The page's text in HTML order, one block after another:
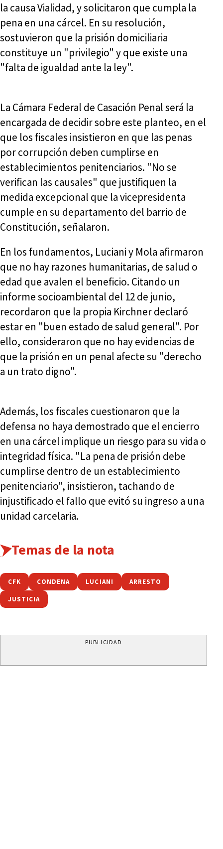
la causa Vialidad, y solicitaron que cumpla la
pena en una cárcel. En su resolución,
sostuvieron que la prisión domiciliaria
constituye un "privilegio" y que existe una
"falta de igualdad ante la ley".
La Cámara Federal de Casación Penal será la
encargada de decidir sobre este planteo, en el
que los fiscales insistieron en que las penas
por corrupción deben cumplirse en
establecimientos penitenciarios. "No se
verifican las causales" que justifiquen la
medida excepcional que la vicepresidenta
cumple en su departamento del barrio de
Constitución, señalaron.
En los fundamentos, Luciani y Mola afirmaron
que no hay razones humanitarias, de salud o
edad que avalen el beneficio. Citando un
informe socioambiental del 12 de junio,
recordaron que la propia Kirchner declaró
estar en "buen estado de salud general". Por
ello, consideraron que no hay evidencias de
que la prisión en un penal afecte su "derecho
a un trato digno".
Además, los fiscales cuestionaron que la
defensa no haya demostrado que el encierro
en una cárcel implique un riesgo para su vida o
integridad física. "La pena de prisión debe
cumplirse dentro de un establecimiento
penitenciario", insistieron, tachando de
injustificado el fallo que evitó su ingreso a una
unidad carcelaria.
Temas de la nota
CFK CONDENA LUCIANI ARRESTO
JUSTICIA
PUBLICIDAD